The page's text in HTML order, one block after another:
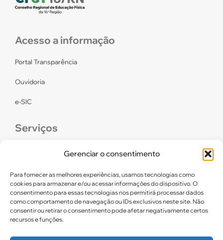
Gerenciar o consentimento
Para fornecer as melhores experiências, usamos tecnologias como
cookies para armazenar e/ou acessar informações do dispositivo. O
consentimento para essas tecnologias nos permitirá processar dados
como comportamento de navegação ou IDs exclusivos neste site. Não
consentir ou retirar o consentimento pode afetar negativamente certos
recursos e funções.
Acesso a informação
Portal Transparência
Ouvidoria
e-SIC
Serviços
Links úteis
Certidão de Quitação Eleitoral
Parceiros CREF16